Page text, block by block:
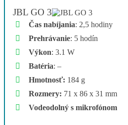
JBL GO 3
Čas nabíjania: 2,5 hodiny
Prehrávanie: 5 hodín
Výkon: 3.1 W
Batéria: –
Hmotnosť: 184 g
Rozmery: 71 x 86 x 31 mm
Vodeodolný s mikrofónom